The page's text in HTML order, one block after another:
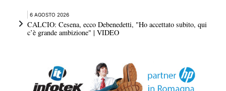
6 AGOSTO 2026
CALCIO: Cesena, ecco Debenedetti, "Ho accettato subito, qui
c’è grande ambizione" | VIDEO